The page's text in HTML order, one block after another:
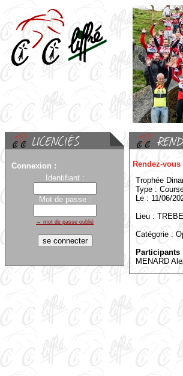
Connexion :
Identifiant :
Mot de passe :
→ mot de passe oublié
Rendez-vous
Trophée
Type :
Le : 11/06/
Lieu :
Catégorie :
Participants
MENARD